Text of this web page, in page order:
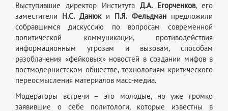
Выступившие директор Института Д.А. Егорченков, его
заместители Н.С. Данюки П.Я. Фельдманпредложили
собравшимся дискуссию по вопросам современной
политической коммуникации, противодействия
информационным угрозам и вызовам, способам
разоблачения «фейковых» новостей в создании мифов в
постмодернистском обществе, технологиям критического
переосмысления материалов масс-медиа.
Модераторы встречи – это молодые, но уже громко
заявившие о себе политологи, которые известны в